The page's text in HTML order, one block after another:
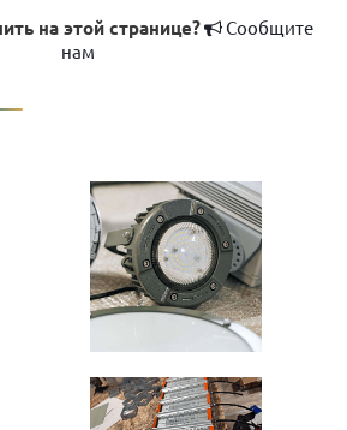
на этой странице?
Сообщите
нам